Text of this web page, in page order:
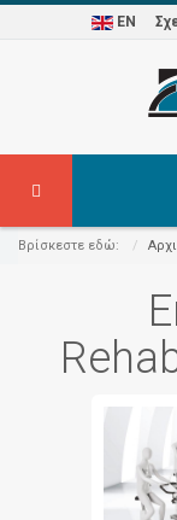
EN
Βρίσκεστε εδώ: